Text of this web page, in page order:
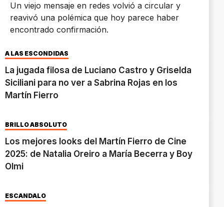
Un viejo mensaje en redes volvió a circular y
reavivó una polémica que hoy parece haber
encontrado confirmación.
A LAS ESCONDIDAS
La jugada filosa de Luciano Castro y Griselda
Siciliani para no ver a Sabrina Rojas en los
Martín Fierro
BRILLO ABSOLUTO
Los mejores looks del Martín Fierro de Cine
2025: de Natalia Oreiro a María Becerra y Boy
Olmi
ESCÁNDALO